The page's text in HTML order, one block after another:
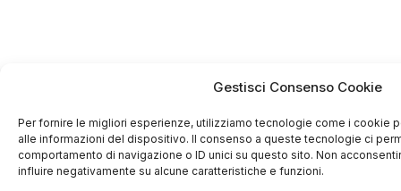
Gestisci Consenso Cookie
Per fornire le migliori esperienze, utilizziamo tecnologie come i cookie
alle informazioni del dispositivo. Il consenso a queste tecnologie ci
comportamento di navigazione o ID unici su questo sito. Non
influire negativamente su alcune caratteristiche e funzioni.